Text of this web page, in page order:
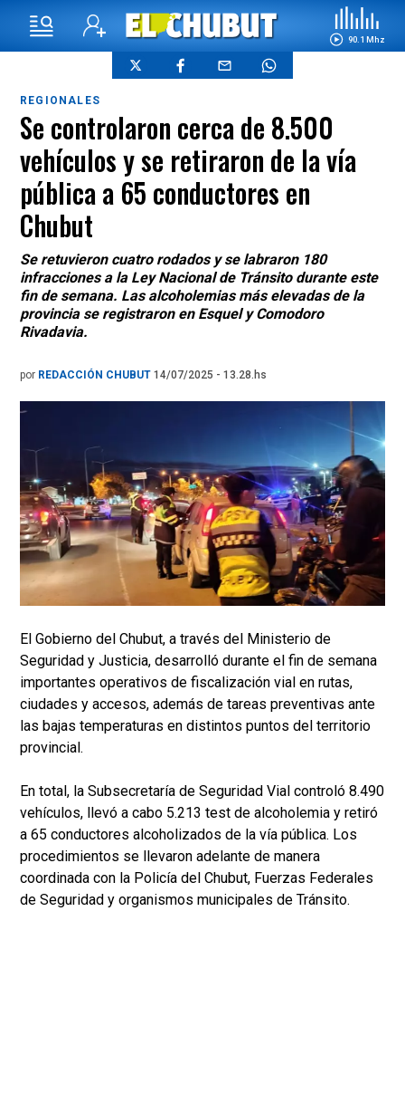
90.1 Mhz
REGIONALES
Se controlaron cerca de 8.500
vehículos y se retiraron de la vía
pública a 65 conductores en
Chubut
Se retuvieron cuatro rodados y se labraron 180
infracciones a la Ley Nacional de Tránsito durante este
fin de semana. Las alcoholemias más elevadas de la
provincia se registraron en Esquel y Comodoro
Rivadavia.
por REDACCIÓN CHUBUT 14/07/2025 - 13.28.hs
El Gobierno del Chubut, a través del Ministerio de
Seguridad y Justicia, desarrolló durante el fin de semana
importantes operativos de fiscalización vial en rutas,
ciudades y accesos, además de tareas preventivas ante
las bajas temperaturas en distintos puntos del territorio
provincial.
En total, la Subsecretaría de Seguridad Vial controló 8.490
vehículos, llevó a cabo 5.213 test de alcoholemia y retiró
a 65 conductores alcoholizados de la vía pública. Los
procedimientos se llevaron adelante de manera
coordinada con la Policía del Chubut, Fuerzas Federales
de Seguridad y organismos municipales de Tránsito.